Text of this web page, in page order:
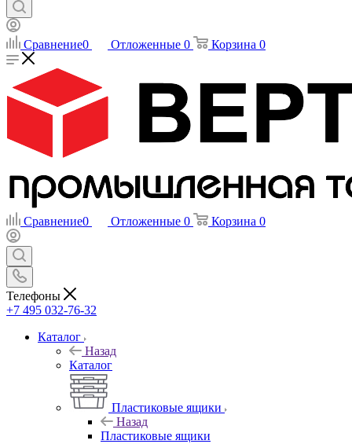
Сравнение0 Отложенные 0 Корзина 0
Сравнение0 Отложенные 0 Корзина 0
Телефоны
+7 495 032-76-32
Каталог
Назад
Каталог
Пластиковые ящики
Назад
Пластиковые ящики